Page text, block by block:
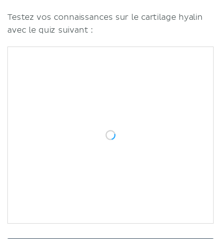
Testez vos connaissances sur le cartilage hyalin
avec le quiz suivant :